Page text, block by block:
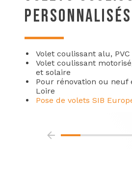
PERSONNALISÉS
Volet coulissant alu,
Volet coulissant
et solaire
Pour rénovation ou neuf
Loire
Pose de volets SIB